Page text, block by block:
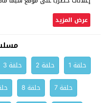
عرض المزيد
حلقة 1 حلقة 2 حلقة 3
حلقة 7
حلقة 8